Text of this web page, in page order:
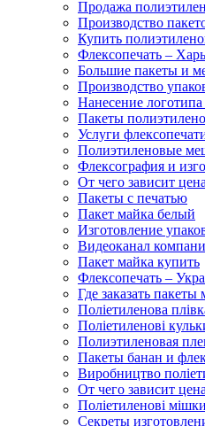
Продажа
Производство
Купить
Флексопечать –
Большие пакеты и
Производство
Нанесение
Пакеты
Услуги
Полиэтиленовые
Флексография и
От чего зависит
Пакеты с печатью
Пакет майка белый
Изготовление
Видеоканал
Пакет майка купить
Флексопечать –
Где заказать
Поліетиленова
Поліетиленові
Полиэтиленовая
Пакеты банан и
Виробництво
От чего зависит
Поліетиленові мішки
Секреты